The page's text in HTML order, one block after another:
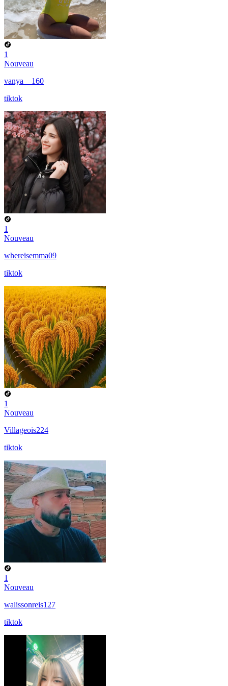
1
Nouveau
vanya__160
tiktok
1
Nouveau
whereisemma09
tiktok
1
Nouveau
Villageois224
tiktok
1
Nouveau
walissonreis127
tiktok